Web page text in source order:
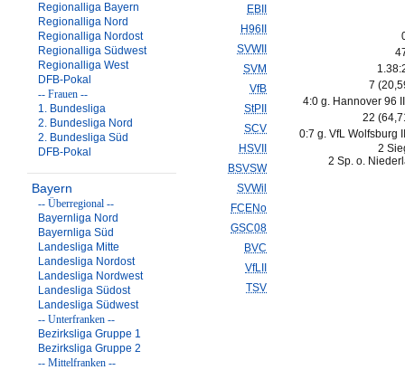
Regionalliga Bayern
Regionalliga Nord
Regionalliga Nordost
Regionalliga Südwest
Regionalliga West
DFB-Pokal
-- Frauen --
1. Bundesliga
2. Bundesliga Nord
2. Bundesliga Süd
DFB-Pokal
Bayern
-- Überregional --
Bayernliga Nord
Bayernliga Süd
Landesliga Mitte
Landesliga Nordost
Landesliga Nordwest
Landesliga Südost
Landesliga Südwest
-- Unterfranken --
Bezirksliga Gruppe 1
Bezirksliga Gruppe 2
-- Mittelfranken --
EBII
H96II
SVWII
SVM
VfB
StPII
SCV
HSVII
BSVSW
SVWil
FCENo
GSC08
BVC
VfLII
TSV
7
4:0 g. Hannover 96
22
0:7 g. VfL Wolfsburg
2
2 Sp. o.